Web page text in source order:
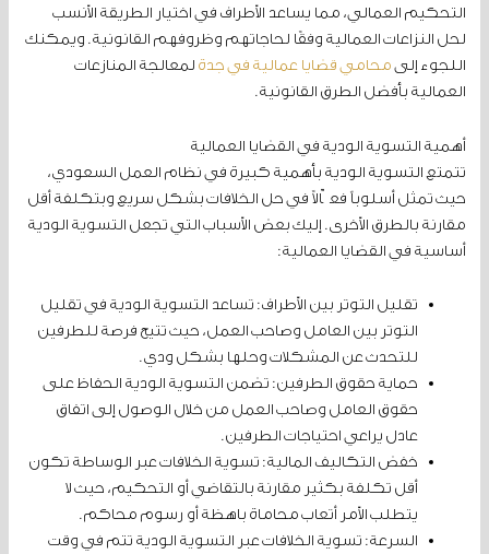
التحكيم العمالي، مما يساعد الأطراف في اختيار الطريقة الأنسب
لحل النزاعات العمالية وفقًا لحاجاتهم وظروفهم القانونية. ويمكنك
اللجوء إلىمحامي قضايا عمالية في جدة لمعالجة المنازعات
العمالية بأفضل الطرق القانونية.
أهمية التسوية الودية في القضايا العمالية
تتمتع التسوية الودية بأهمية كبيرة في نظام العمل السعودي،
حيث تمثل أسلوباً فعّالاً في حل الخلافات بشكل سريع وبتكلفة أقل
مقارنة بالطرق الأخرى. إليك بعض الأسباب التي تجعل التسوية الودية
أساسية في القضايا العمالية:
تقليل التوتر بين الأطراف: تساعد التسوية الودية في تقليل
التوتر بين العامل وصاحب العمل، حيث تتيح فرصة للطرفين
للتحدث عن المشكلات وحلها بشكل ودي.
حماية حقوق الطرفين: تضمن التسوية الودية الحفاظ على
حقوق العامل وصاحب العمل من خلال الوصول إلى اتفاق
عادل يراعي احتياجات الطرفين.
خفض التكاليف المالية: تسوية الخلافات عبر الوساطة تكون
أقل تكلفة بكثير مقارنة بالتقاضي أو التحكيم، حيث لا
يتطلب الأمر أتعاب محاماة باهظة أو رسوم محاكم.
السرعة: تسوية الخلافات عبر التسوية الودية تتم في وقت